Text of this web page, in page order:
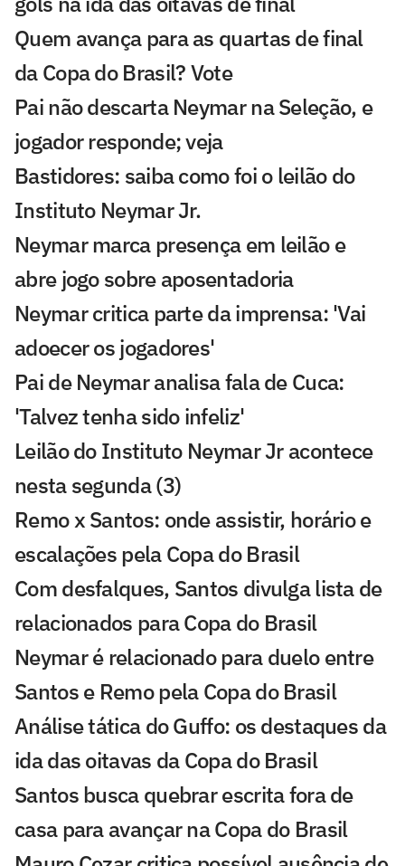
Quem avança para as quartas de final
da Copa do Brasil? Vote
Pai não descarta Neymar na Seleção, e
jogador responde; veja
Bastidores: saiba como foi o leilão do
Instituto Neymar Jr.
Neymar marca presença em leilão e
abre jogo sobre aposentadoria
Neymar critica parte da imprensa: 'Vai
adoecer os jogadores'
Pai de Neymar analisa fala de Cuca:
'Talvez tenha sido infeliz'
Leilão do Instituto Neymar Jr acontece
nesta segunda (3)
Remo x Santos: onde assistir, horário e
escalações pela Copa do Brasil
Com desfalques, Santos divulga lista de
relacionados para Copa do Brasil
Neymar é relacionado para duelo entre
Santos e Remo pela Copa do Brasil
Análise tática do Guffo: os destaques da
ida das oitavas da Copa do Brasil
Santos busca quebrar escrita fora de
casa para avançar na Copa do Brasil